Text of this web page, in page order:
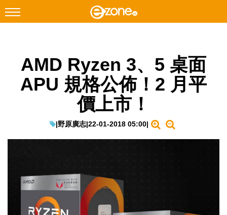
Facebook Instagram
科技焦點
教學評測
IT Times
生成式AI與雲端應用
AMD Ryzen 3、5 桌面
APU 規格公佈！2 月平
價上市！
|野原廣志|22-01-2018 05:00|